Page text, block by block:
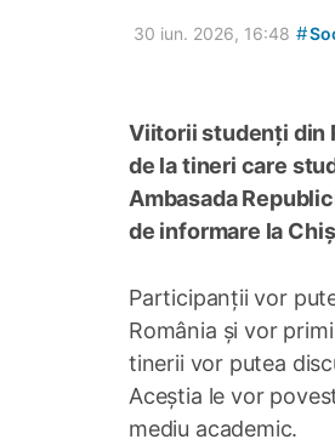
30 iun. 2026, 16:48 #
Viitorii studenți din
de la tineri care
Ambasada
de informare la
Participanții vor
România și vor
tinerii vor putea
Aceștia le vor
mediu academic.